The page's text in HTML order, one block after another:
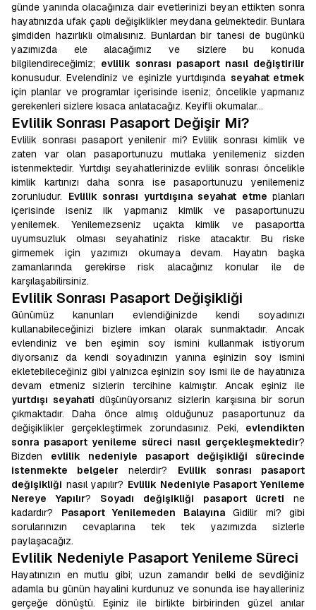
günde yanında olacağınıza dair evetlerinizi beyan ettikten sonra
hayatınızda ufak çaplı değişiklikler meydana gelmektedir. Bunlara
şimdiden hazırlıklı olmalısınız. Bunlardan bir tanesi de bugünkü
yazımızda ele alacağımız ve sizlere bu konuda
bilgilendireceğimiz; evlilik sonrası pasaport nasıl değiştirilir
konusudur. Evelendiniz ve eşinizle yurtdışında seyahat etmek
için planlar ve programlar içerisinde iseniz; öncelikle yapmanız
gerekenleri sizlere kısaca anlatacağız. Keyifli okumalar…
Evlilik Sonrası Pasaport Değişir Mi?
Evlilik sonrası pasaport yenilenir mi? Evlilik sonrası kimlik ve
zaten var olan pasaportunuzu mutlaka yenilemeniz sizden
istenmektedir. Yurtdışı seyahatlerinizde evlilik sonrası öncelikle
kimlik kartınızı daha sonra ise pasaportunuzu yenilemeniz
zorunludur. Evlilik sonrası yurtdışına seyahat etme planları
içerisinde iseniz ilk yapmanız kimlik ve pasaportunuzu
yenilemek. Yenilemezseniz uçakta kimlik ve pasaportta
uyumsuzluk olması seyahatiniz riske atacaktır. Bu riske
girmemek için yazımızı okumaya devam. Hayatın başka
zamanlarında gerekirse risk alacağınız konular ile de
karşılaşabilirsiniz.
Evlilik Sonrası Pasaport Değişikliği
Günümüz kanunları evlendiğinizde kendi soyadınızı
kullanabileceğinizi bizlere imkan olarak sunmaktadır. Ancak
evlendiniz ve ben eşimin soy ismini kullanmak istiyorum
diyorsanız da kendi soyadınızın yanına eşinizin soy ismini
ekletebileceğiniz gibi yalnızca eşinizin soy ismi ile de hayatınıza
devam etmeniz sizlerin tercihine kalmıştır. Ancak eşiniz ile
yurtdışı seyahati düşünüyorsanız sizlerin karşısına bir sorun
çıkmaktadır. Daha önce almış olduğunuz pasaportunuz da
değişiklikler gerçekleştirmek zorundasınız. Peki, evlendikten
sonra pasaport yenileme süreci nasıl gerçekleşmektedir?
Bizden evlilik nedeniyle pasaport değişikliği sürecinde
istenmekte belgeler nelerdir? Evlilik sonrası pasaport
değişikliği nasıl yapılır? Evlilik Nedeniyle Pasaport Yenileme
Nereye Yapılır? Soyadı değişikliği pasaport ücretine
kadardır? Pasaport Yenilemeden BalayınaGidilir mi? gibi
sorularınızın cevaplarına tek tek yazımızda sizlerle
paylaşacağız.
Evlilik Nedeniyle Pasaport Yenileme Süreci
Hayatınızın en mutlu gibi; uzun zamandır belki de sevdiğiniz
adamla bu günün hayalini kurdunuz ve sonunda ise hayalleriniz
gerçeğe dönüştü. Eşiniz ile birlikte birbirinden güzel anılar